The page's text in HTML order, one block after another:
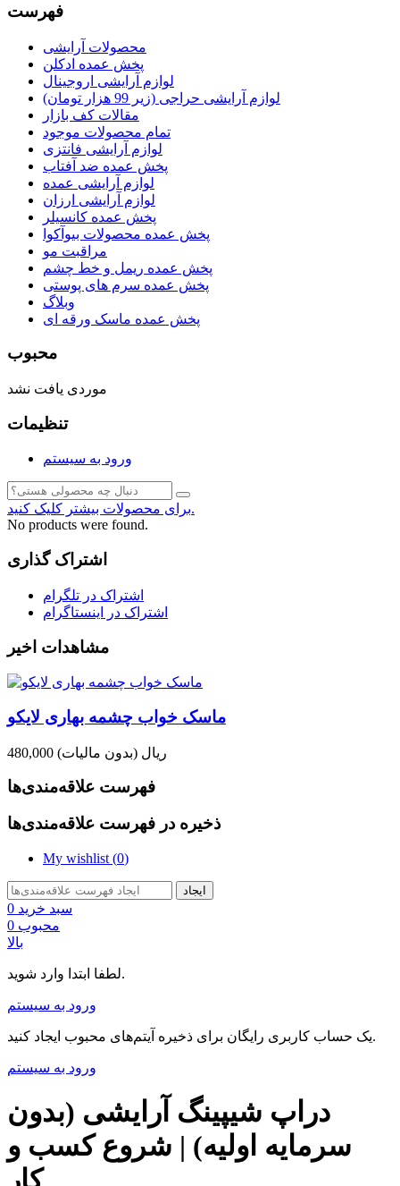
فهرست
محصولات آرایشی
پخش عمده ادکلن
لوازم آرایشی اروجینال
لوازم آرایشی حراجی (زیر 99 هزار تومان)
مقالات کف بازار
تمام محصولات موجود
لوازم آرایشی فانتزی
پخش عمده ضد آفتاب
لوازم آرایشی عمده
لوازم آرایشی ارزان
پخش عمده کانسیلر
پخش عمده محصولات بیوآکوا
مراقبت مو
پخش عمده ریمل و خط چشم
پخش عمده سرم های پوستی
وبلاگ
پخش عمده ماسک ورقه ای
محبوب
موردی یافت نشد
تنظیمات
ورود به سیستم
برای محصولات بیشتر کلیک کنید.
No products were found.
اشتراک گذاری
اشتراک در تلگرام
اشتراک در اینستاگرام
مشاهدات اخیر
ماسک خواب چشمه بهاری لایکو
480,000 ریال (بدون مالیات)
فهرست علاقه‌مندی‌ها
ذخیره در فهرست علاقه‌مندی‌ها
My wishlist (0)
ایجاد
سبد خرید 0
محبوب 0
بالا
لطفا ابتدا وارد شوید.
ورود به سیستم
یک حساب کاربری رایگان برای ذخیره آیتم‌های محبوب ایجاد کنید.
ورود به سیستم
دراپ شیپینگ آرایشی (بدون
سرمایه اولیه) | شروع کسب و